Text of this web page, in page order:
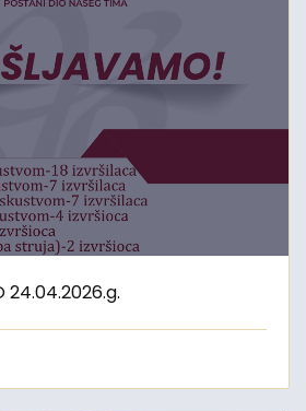
24.04.2026.g.